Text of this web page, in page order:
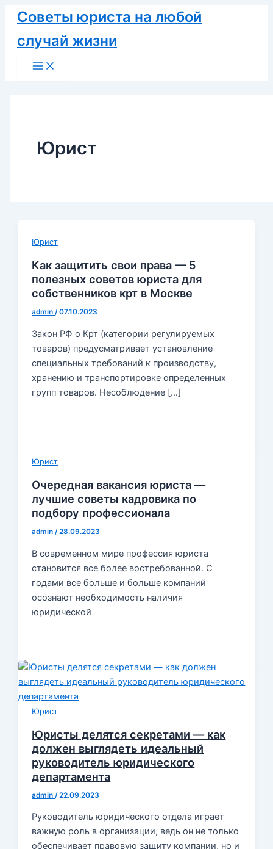
Перейти
содержимому
Советы юриста на любой
случай жизни
Main
Menu
Юрист
Юрист
Как защитить свои права — 5
полезных советов юриста для
собственников крт в Москве
admin/07.10.2023
Закон РФ о Крт (категории регулируемых
товаров) предусматривает установление
специальных требований к производству,
хранению и транспортировке определенных
групп товаров. Несоблюдение […]
Юрист
Очередная вакансия юриста —
лучшие советы кадровика по
подбору профессионала
admin/28.09.2023
В современном мире профессия юриста
становится все более востребованной. С
годами все больше и больше компаний
осознают необходимость наличия
юридической
Юрист
Юристы делятся секретами — как
должен выглядеть идеальный
руководитель юридического
департамента
admin /22.09.2023
Руководитель юридического отдела играет
важную роль в организации, ведь он не только
обеспечивает правовую защиту компании, но и